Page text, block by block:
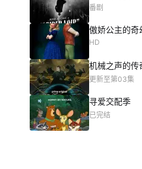
番剧
傲娇公主的奇
HD
机械之声的传
更新至第03集
寻爱交配季
已完结